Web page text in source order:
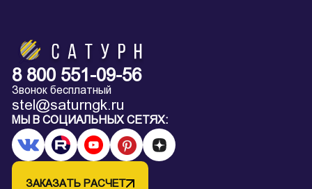
8 800 551-09-56
Звонок бесплатный
stel@saturngk.ru
МЫ В СОЦИАЛЬНЫХ СЕТЯХ:
ЗАКАЗАТЬ РАСЧЕТ